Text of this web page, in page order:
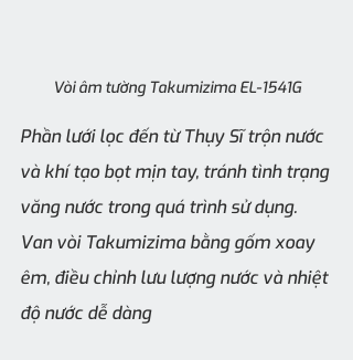
Vòi âm tường Takumizima EL-1541G
Phần lưới lọc đến từ Thụy Sĩ trộn nước
và khí tạo bọt mịn tay, tránh tình trạng
văng nước trong quá trình sử dụng.
Van vòi Takumizima bằng gốm xoay
êm, điều chỉnh lưu lượng nước và nhiệt
độ nước dễ dàng